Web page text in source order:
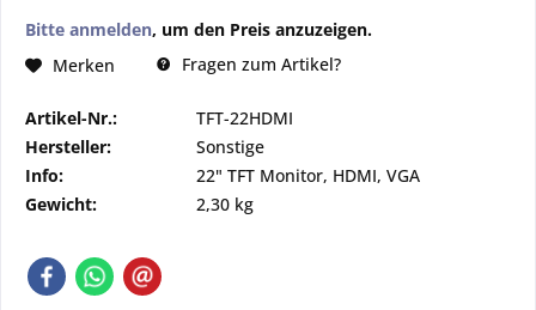
Bitte anmelden, um den Preis anzuzeigen.
Merken
Fragen zum Artikel?
Artikel-Nr.:
TFT-22HDMI
Hersteller:
Sonstige
Info:
22" TFT Monitor, HDMI, VGA
Gewicht:
2,30 kg